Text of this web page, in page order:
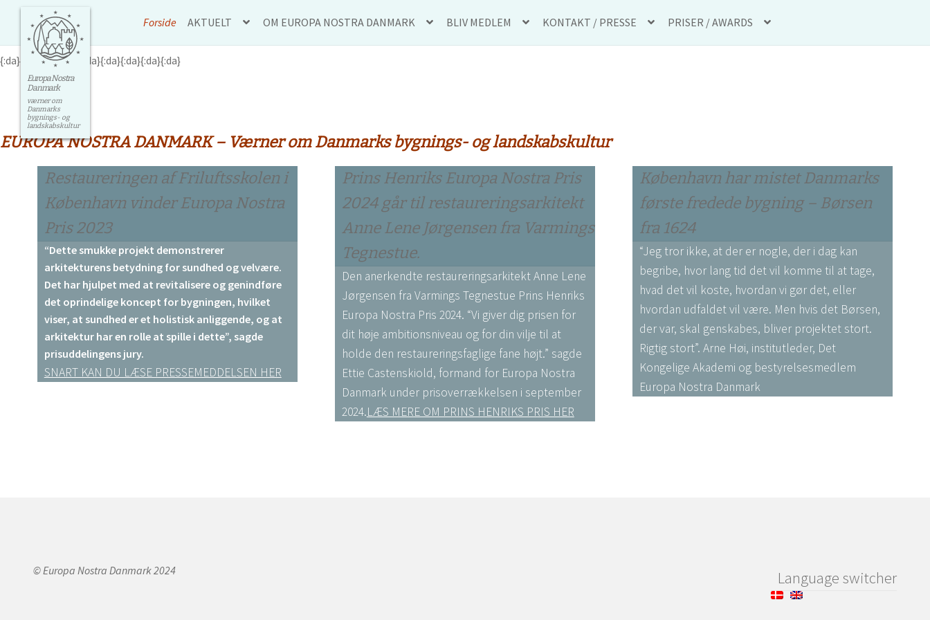
Europa Nostra
Danmark
værner om
Danmarks
bygnings- og
landskabskultur
Spring
navigation
Spring
indhold
Forside AKTUELT OM EUROPA NOSTRA DANMARK BLIV MEDLEM KONTAKT / PRESSE PRISER / AWARDS
Forside
{:da}{:da}{:da}{:da}{:da}{:da}{:da}{:da}{:da}
EUROPA NOSTRA DANMARK– Værner om Danmarks bygnings- og landskabskultur
Restaureringen af Friluftsskolen i
København vinder Europa Nostra
Pris 2023
“Dette smukke projekt demonstrerer
arkitekturens betydning for sundhed og velvære.
Det har hjulpet med at revitalisere og genindføre
det oprindelige koncept for bygningen, hvilket
viser, at sundhed er et holistisk anliggende, og at
arkitektur har en rolle at spille i dette”, sagde
prisuddelingens jury.
SNART KAN DU LÆSE PRESSEMEDDELSEN HER
Prins Henriks Europa Nostra Pris
2024 går til restaureringsarkitekt
Anne Lene Jørgensen fra Varmings
Tegnestue.
Den anerkendte restaureringsarkitekt Anne Lene
Jørgensen fra Varmings Tegnestue Prins Henriks
Europa Nostra Pris 2024. “Vi giver dig prisen for
dit høje ambitionsniveau og for din vilje til at
holde den restaureringsfaglige fane højt.” sagde
Ettie Castenskiold, formand for Europa Nostra
Danmark under prisoverrækkelsen i september
2024.LÆS MERE OM PRINS HENRIKS PRIS HER
København har mistet Danmarks
første fredede bygning – Børsen
fra 1624
“Jeg tror ikke, at der er nogle, der i dag kan
begribe, hvor lang tid det vil komme til at tage,
hvad det vil koste, hvordan vi gør det, eller
hvordan udfaldet vil være. Men hvis det Børsen,
der var, skal genskabes, bliver projektet stort.
Rigtig stort”. Arne Høi, institutleder, Det
Kongelige Akademi og bestyrelsesmedlem
Europa Nostra Danmark
© Europa Nostra Danmark 2024 Language switcher